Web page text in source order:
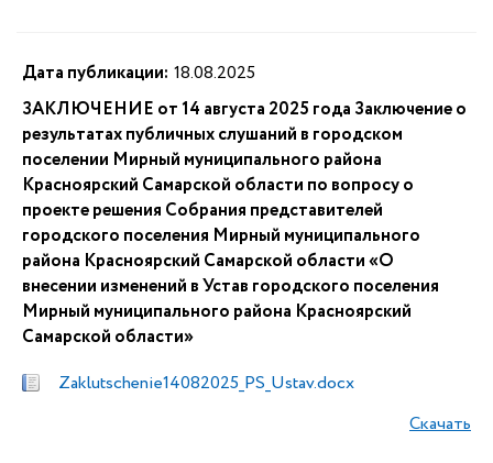
Дата публикации: 18.08.2025
ЗАКЛЮЧЕНИЕ от 14 августа 2025 года Заключение о
результатах публичных слушаний в городском
поселении Мирный муниципального района
Красноярский Самарской области по вопросу о
проекте решения Собрания представителей
городского поселения Мирный муниципального
района Красноярский Самарской области «О
внесении изменений в Устав городского поселения
Мирный муниципального района Красноярский
Самарской области»
Zaklutschenie14082025_PS_Ustav.docx
Скачать